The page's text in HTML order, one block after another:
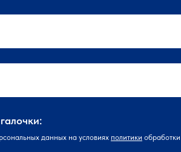
данных на условиях политики обработки